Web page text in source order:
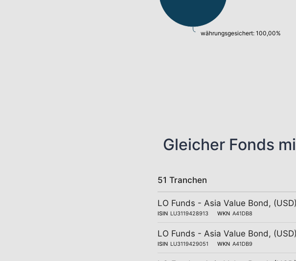
währungsgesichert: 100,00%
Gleicher Fonds
51 Tranchen
LO Funds - Asia Value Bond,
ISIN LU3119428913 WKN A41DB8
LO Funds - Asia Value Bond,
ISIN LU3119429051 WKN A41DB9